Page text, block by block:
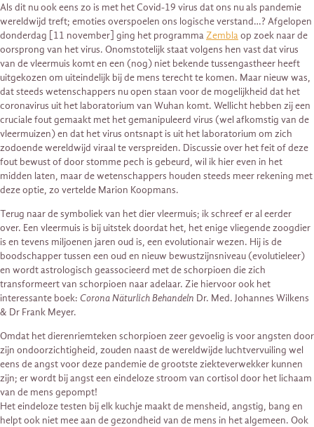
Als dit nu ook eens zo is met het Covid-19 virus dat ons nu als pandemie
wereldwijd treft; emoties overspoelen ons logische verstand…? Afgelopen
donderdag [11 november] ging het programmaZemblaop zoek naar de
oorsprong van het virus. Onomstotelijk staat volgens hen vast dat virus
van de vleermuis komt en een (nog) niet bekende tussengastheer heeft
uitgekozen om uiteindelijk bij de mens terecht te komen. Maar nieuw was,
dat steeds wetenschappers nu open staan voor de mogelijkheid dat het
coronavirus uit het laboratorium van Wuhan komt. Wellicht hebben zij een
cruciale fout gemaakt met het gemanipuleerd virus (wel afkomstig van de
vleermuizen) en dat het virus ontsnapt is uit het laboratorium om zich
zodoende wereldwijd viraal te verspreiden. Discussie over het feit of deze
fout bewust of door stomme pech is gebeurd, wil ik hier even in het
midden laten, maar de wetenschappers houden steeds meer rekening met
deze optie, zo vertelde Marion Koopmans.
Terug naar de symboliek van het dier vleermuis; ik schreef er al eerder
over. Een vleermuis is bij uitstek doordat het, het enige vliegende zoogdier
is en tevens miljoenen jaren oud is, een evolutionair wezen. Hij is de
boodschapper tussen een oud en nieuw bewustzijnsniveau (evolutieleer)
en wordt astrologisch geassocieerd met de schorpioen die zich
transformeert van schorpioen naar adelaar. Zie hiervoor ook het
interessante boek: Corona Näturlich Behandeln Dr. Med. Johannes Wilkens
& Dr Frank Meyer.
Omdat het dierenriemteken schorpioen zeer gevoelig is voor angsten door
zijn ondoorzichtigheid, zouden naast de wereldwijde luchtvervuiling wel
eens de angst voor deze pandemie de grootste ziekteverwekker kunnen
zijn; er wordt bij angst een eindeloze stroom van cortisol door het lichaam
van de mens gepompt!
Het eindeloze testen bij elk kuchje maakt de mensheid, angstig, bang en
helpt ook niet mee aan de gezondheid van de mens in het algemeen. Ook